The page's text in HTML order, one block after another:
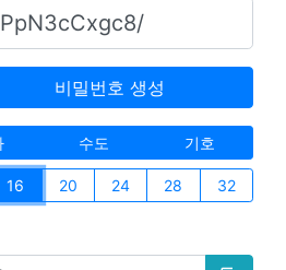
비밀번호 생성
수도 기호
16 20 24 28 32